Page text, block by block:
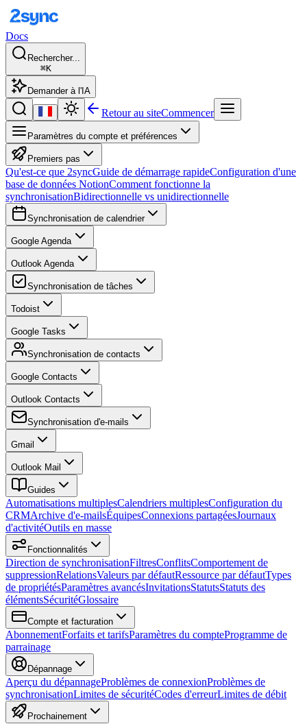
Docs
Rechercher...
⌘K
Demander à l'IA
Retour au siteCommencer
Paramètres du compte et préférences
Premiers pas
Qu'est-ce que 2syncGuide de démarrage rapideConfiguration d'une
base de données NotionComment fonctionne la
synchronisationBidirectionnelle vs unidirectionnelle
Synchronisation de calendrier
Google Agenda
Outlook Agenda
Synchronisation de tâches
Todoist
Google Tasks
Synchronisation de contacts
Google Contacts
Outlook Contacts
Synchronisation d'e-mails
Gmail
Outlook Mail
Guides
Automatisations multiplesCalendriers multiplesConfiguration du
CRMArchive d'e-mailsÉquipesConnexions partagéesJournaux
d'activitéOutils en masse
Fonctionnalités
Direction de synchronisationFiltresConflitsComportement de
suppressionRelationsValeurs par défautRessource par défautTypes
de propriétésParamètres avancésInvitationsStatutsStatuts des
élémentsSécuritéGlossaire
Compte et facturation
AbonnementForfaits et tarifsParamètres du compteProgramme de
parrainage
Dépannage
Aperçu du dépannageProblèmes de connexionProblèmes de
synchronisationLimites de sécuritéCodes d'erreurLimites de débit
Prochainement